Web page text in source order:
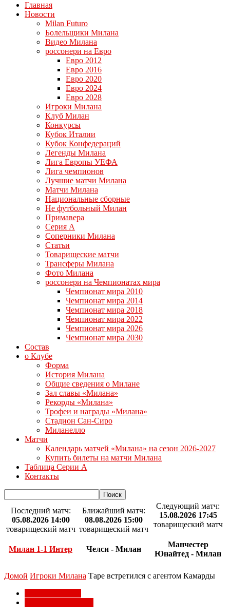
Главная
Новости
Milan Futuro
Болельщики Милана
Видео Милана
россонери на Евро
Евро 2012
Евро 2016
Евро 2020
Евро 2024
Евро 2028
Игроки Милана
Клуб Милан
Конкурсы
Кубок Италии
Кубок Конфедераций
Легенды Милана
Лига Европы УЕФА
Лига чемпионов
Лучшие матчи Милана
Матчи Милана
Национальные сборные
Не футбольный Милан
Примавера
Серия А
Соперники Милана
Статьи
Товарищеские матчи
Трансферы Милана
Фото Милана
россонери на Чемпионатах мира
Чемпионат мира 2010
Чемпионат мира 2014
Чемпионат мира 2018
Чемпионат мира 2022
Чемпионат мира 2026
Чемпионат мира 2030
Состав
о Клубе
Форма
История Милана
Общие сведения о Милане
Зал славы «Милана»
Рекорды «Милана»
Трофеи и награды «Милана»
Стадион Сан-Сиро
Миланелло
Матчи
Календарь матчей «Милана» на сезон 2026-2027
Купить билеты на матчи Милана
Таблица Серии А
Контакты
Последний матч:
05.08.2026 14:00
товарищеский матч
Милан 1-1 Интер
Ближайший матч:
08.08.2026 15:00
товарищеский матч
Челси - Милан
Следующий матч:
15.08.2026 17:45
товарищеский матч
Манчестер
Юнайтед - Милан
Домой Игроки Милана Таре встретился с агентом Камарды